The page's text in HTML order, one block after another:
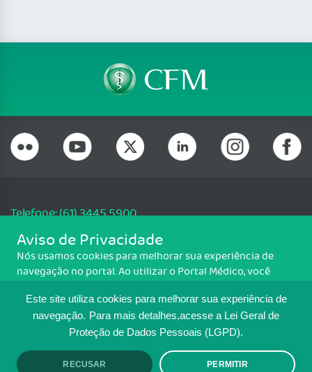
Este site utiliza cookies para melhorar sua experiência de
navegação. Para mais detalhes,acesse a Lei Geral de
Proteção de Dados Pessoais (LGPD).
RECUSAR PERMITIR
Telefone: (61) 3445 5900
Email: cfm@portalmedico.org.br
SGAS 616, Conjunto D, Lote 115, L2 Sul, Brasília/DF - CEP: 70200-760 -
CNPJ: 33.583.550/0001-30
MAPA DO SITE
TRANSPARÊNCIA E PRESTAÇÃO DE
Aviso de Privacidade
Nós usamos cookies para melhorar sua experiência de
navegação no portal. Ao utilizar o Portal Médico, você
Para ter mais informações sobre como isso é feito, acesse
Política de cookies. Se você concorda, clique em ACEITO.